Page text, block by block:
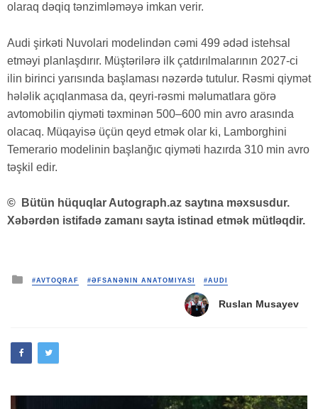
olaraq dəqiq tənzimləməyə imkan verir.
Audi şirkəti Nuvolari modelindən cəmi 499 ədəd istehsal
etməyi planlaşdırır. Müştərilərə ilk çatdırılmalarının 2027-ci
ilin birinci yarısında başlaması nəzərdə tutulur. Rəsmi qiymət
hələlik açıqlanmasa da, qeyri-rəsmi məlumatlara görə
avtomobilin qiyməti təxminən 500–600 min avro arasında
olacaq. Müqayisə üçün qeyd etmək olar ki, Lamborghini
Temerario modelinin başlanğıc qiyməti hazırda 310 min avro
təşkil edir.
©
Bütün hüquqlar Autograph.az saytına məxsusdur.
Xəbərdən istifadə zamanı sayta istinad etmək mütləqdir.
Posted
in
#AVTOQRAF #ƏFSANƏNIN ANATOMIYASI #AUDI
Ruslan Musayev